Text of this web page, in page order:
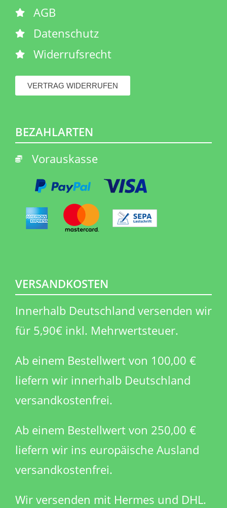
AGB
Datenschutz
Widerrufsrecht
VERTRAG WIDERRUFEN
BEZAHLARTEN
Vorauskasse
VERSANDKOSTEN
Innerhalb Deutschland versenden wir
für 5,90€ inkl. Mehrwertsteuer.
Ab einem Bestellwert von 100,00 €
liefern wir innerhalb Deutschland
versandkostenfrei.
Ab einem Bestellwert von 250,00 €
liefern wir ins europäische Ausland
versandkostenfrei.
Wir versenden mit Hermes und DHL.